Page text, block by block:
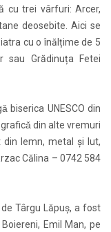
cu trei vârfuri: Arcer,
deosebite. Aici se
cu o înălțime de 5
sau Grădinuța Fetei
biserica UNESCO din
din alte vremuri
lemn, metal și lut,
Călina – 0742 584
Târgu Lăpuș, a fost
Emil Man, pe